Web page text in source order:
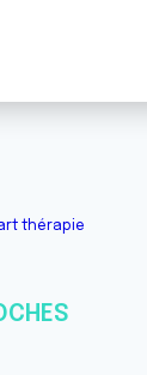
thérapie